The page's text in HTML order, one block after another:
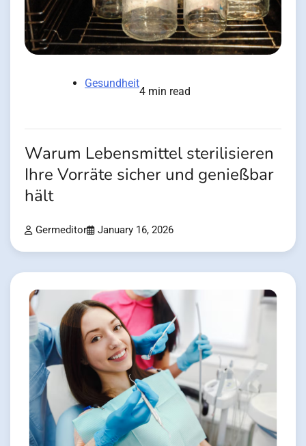
Gesundheit
4 min read
Warum Lebensmittel sterilisieren
Ihre Vorräte sicher und genießbar
hält
Germeditor January 16, 2026